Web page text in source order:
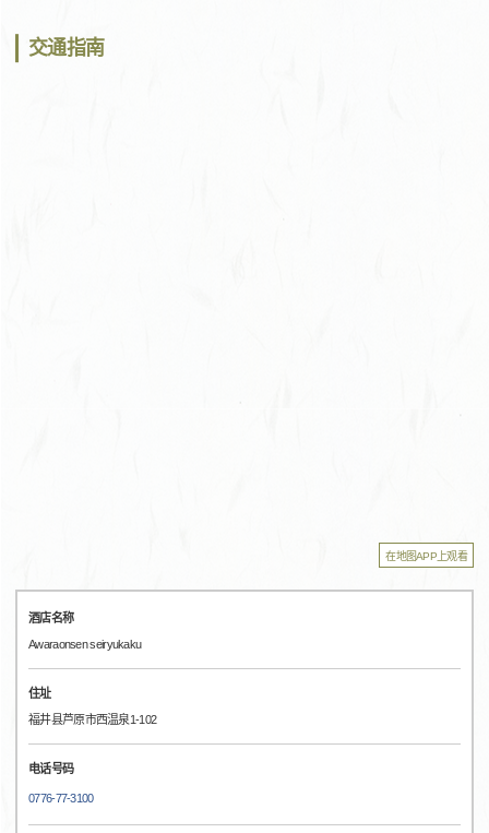
交通指南
在地图APP上观看
酒店名称
Awaraonsen seiryukaku
住址
福井县芦原市西温泉1-102
电话号码
0776-77-3100